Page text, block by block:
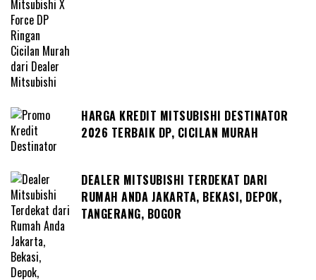
HARGA KREDIT MITSUBISHI DESTINATOR
2026 TERBAIK DP, CICILAN MURAH
DEALER MITSUBISHI TERDEKAT DARI
RUMAH ANDA JAKARTA, BEKASI, DEPOK,
TANGERANG, BOGOR